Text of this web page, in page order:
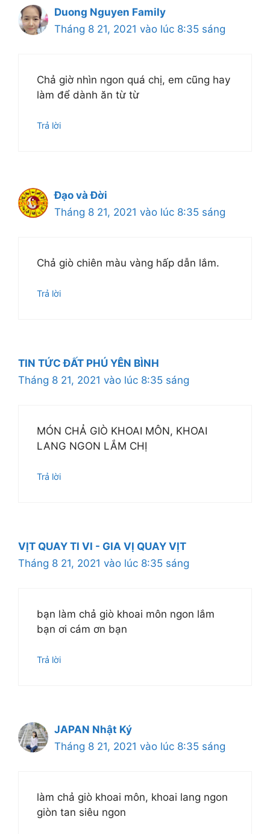
Duong Nguyen Family
Tháng 8 21, 2021 vào lúc 8:35 sáng
Chả giờ nhìn ngon quá chị, em cũng hay
làm để dành ăn từ từ
Trả lời
Đạo và Đời
Tháng 8 21, 2021 vào lúc 8:35 sáng
Chả giò chiên màu vàng hấp dẫn lắm.
Trả lời
TIN TỨC ĐẤT PHÚ YÊN BÌNH
Tháng 8 21, 2021 vào lúc 8:35 sáng
MÓN CHẢ GIÒ KHOAI MÔN, KHOAI
LANG NGON LẮM CHỊ
Trả lời
VỊT QUAY TI VI - GIA VỊ QUAY VỊT
Tháng 8 21, 2021 vào lúc 8:35 sáng
bạn làm chả giò khoai môn ngon lắm
bạn ơi cám ơn bạn
Trả lời
JAPAN Nhật Ký
Tháng 8 21, 2021 vào lúc 8:35 sáng
làm chả giò khoai môn, khoai lang ngon
giòn tan siêu ngon